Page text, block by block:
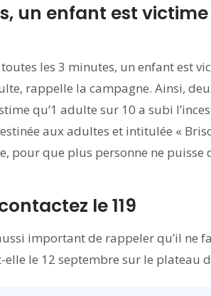
un enfant est victime
les 3 minutes, un enfant est
rappelle la campagne. Ainsi,
qu’1 adulte sur 10 a subi
aux adultes et intitulée «
pour que plus personne ne puisse
le 119
important de rappeler qu’il ne
le 12 septembre sur le plateau